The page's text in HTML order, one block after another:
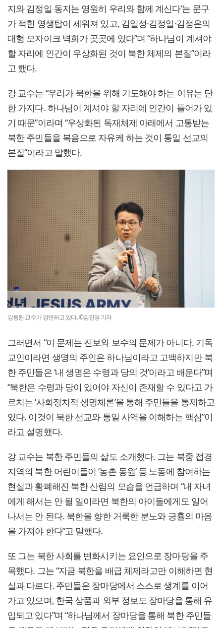
지와 김정일 동지는 영원히 우리와 함께 계신다’는 문구
가 적힌 영생탑이 세워져 있고, 김일성·김정일·김정은의
대형 모자이크 벽화가 곳곳에 있다”며 “하나님이 계셔야
할 자리에 인간이 우상화된 것이 북한 체제의 본질”이라
고 했다.
강 교수는 “우리가 북한을 위해 기도해야 하는 이유는 단
한 가지다. 하나님이 계셔야 할 자리에 인간이 들어가 있
기 때문”이라며 “우상화된 독재체제 아래에서 고통받는
북한 주민들을 복음으로 자유케 하는 것이 통일 선교의
본질”이라고 말했다.
강동완 교수가 강연하고 있다. ©김진영 기자
그러면서 “이 문제는 진보와 보수의 문제가 아니다. 기독
교인이라면 생명의 주인은 하나님이라고 고백하지만 북
한 주민들은 ‘내 생명은 수령과 당의 것’이라고 배운다”며
“북한은 수령과 당이 있어야 자신이 존재할 수 있다고 가
르치는 ‘사회정치적 생명체론’을 통해 주민들을 통제하고
있다. 이것이 북한 선교와 통일 사역을 이해하는 핵심”이
라고 설명했다.
강 교수는 북한 주민들의 삶도 소개했다. 그는 북중 접경
지역의 북한 어린이들이 ‘농촌 동원’ 등 노동에 참여하는
현실과 황폐해진 북한 산림의 모습을 언급하며 “내 자녀
에게 해서는 안 될 일이라면 북한의 아이들에게도 일어
나서는 안 된다. 북한을 향한 거룩한 분노와 긍휼의 마음
을 가져야 한다”고 말했다.
또 그는 북한 사회를 변화시키는 요인으로 장마당을 주
목했다. 그는 “지금 북한을 배급 체제라고만 이해하면 현
실과 다르다. 주민들은 장마당에서 스스로 생계를 이어
가고 있으며, 한국 상품과 외부 정보도 장마당을 통해 유
입되고 있다”며 “하나님께서 장마당을 통해 북한 주민들